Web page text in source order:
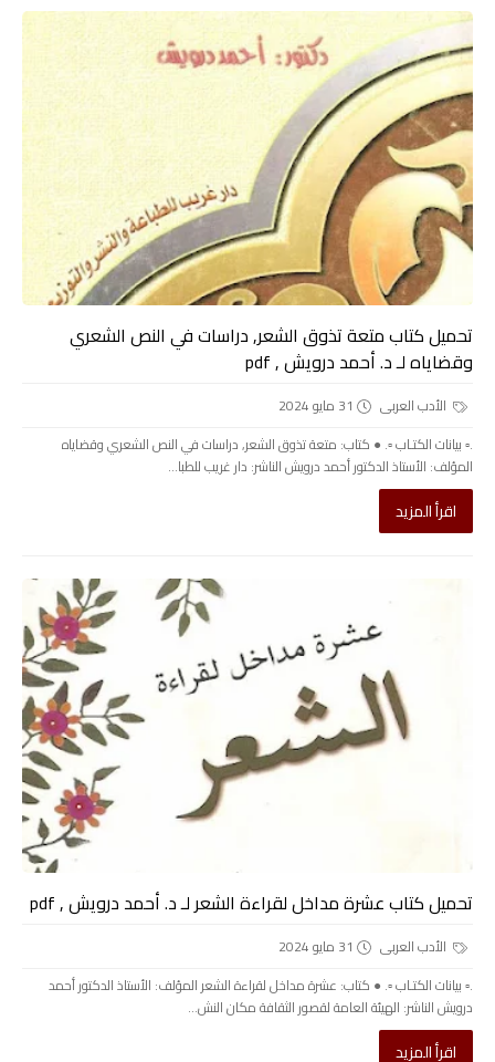
تحميل كتاب متعة تذوق الشعر, دراسات في النص الشعري
وقضاياه لـ د. أحمد درويش , pdf
الأدب العربى
31 مايو 2024
.▫️ بيانات الكتـاب ▫️. ● كتاب: متعة تذوق الشعر, دراسات في النص الشعري وقضاياه
المؤلف: الأستاذ الدكتور أحمد درويش الناشر: دار غريب للطبا...
اقرأ المزيد
تحميل كتاب عشرة مداخل لقراءة الشعر لـ د. أحمد درويش , pdf
الأدب العربى
31 مايو 2024
.▫️ بيانات الكتـاب ▫️. ● كتاب: عشرة مداخل لقراءة الشعر المؤلف: الأستاذ الدكتور أحمد
درويش الناشر: الهيئة العامة لقصور الثقافة مكان النش...
اقرأ المزيد